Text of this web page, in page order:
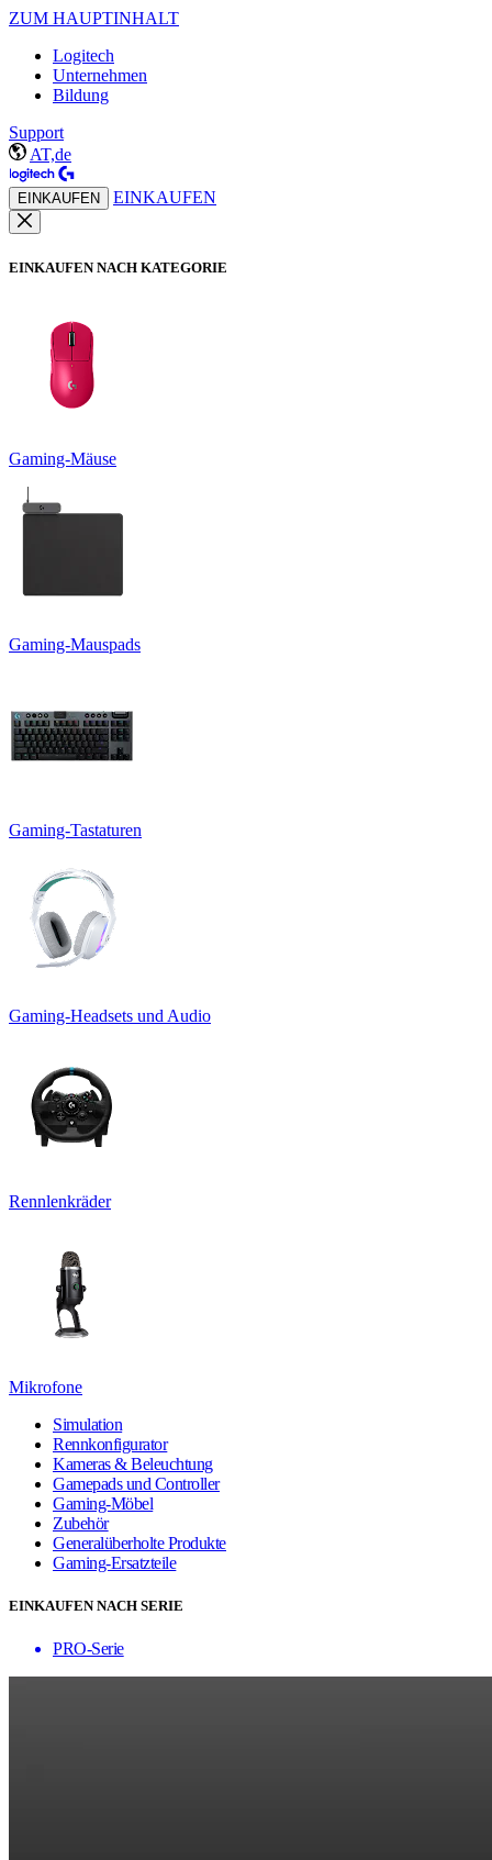
ZUM HAUPTINHALT
Logitech
Unternehmen
Bildung
Support
AT,de
EINKAUFEN EINKAUFEN
EINKAUFEN NACH KATEGORIE
Gaming-Mäuse
Gaming-Mauspads
Gaming-Tastaturen
Gaming-Headsets und Audio
Rennlenkräder
Mikrofone
Simulation
Rennkonfigurator
Kameras & Beleuchtung
Gamepads und Controller
Gaming-Möbel
Zubehör
Generalüberholte Produkte
Gaming-Ersatzteile
EINKAUFEN NACH SERIE
PRO-Serie